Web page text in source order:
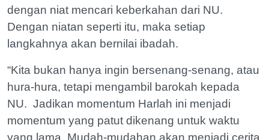
dengan niat mencari keberkahan dari NU.
Dengan niatan seperti itu, maka setiap
langkahnya akan bernilai ibadah.
“Kita bukan hanya ingin bersenang-senang, atau
hura-hura, tetapi mengambil barokah kepada
NU. Jadikan momentum Harlah ini menjadi
momentum yang patut dikenang untuk waktu
yang lama. Mudah-mudahan akan menjadi cerita